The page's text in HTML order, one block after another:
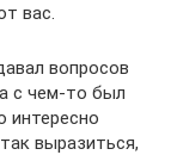
вас.
вопросов
с чем-то был
интересно
выразиться,